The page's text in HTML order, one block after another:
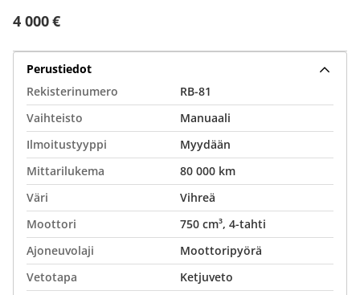
4 000 €
Perustiedot
Rekisterinumero
RB-81
Vaihteisto
Manuaali
Ilmoitustyyppi
Myydään
Mittarilukema
80 000 km
Väri
Vihreä
Moottori
750 cm³, 4-tahti
Ajoneuvolaji
Moottoripyörä
Vetotapa
Ketjuveto